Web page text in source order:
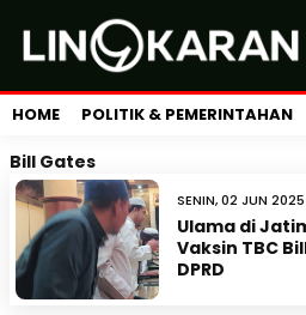
HOME POLITIK & PEMERINTAHAN
Bill Gates
SENIN, 02 JUN
Ulama di
Vaksin TBC
DPRD